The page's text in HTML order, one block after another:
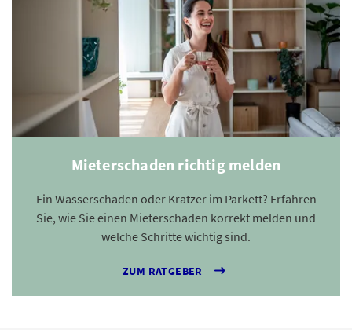
Mieterschaden richtig melden
Ein Wasserschaden oder Kratzer im Parkett? Erfahren
Sie, wie Sie einen Mieterschaden korrekt melden und
welche Schritte wichtig sind.
ZUM RATGEBER